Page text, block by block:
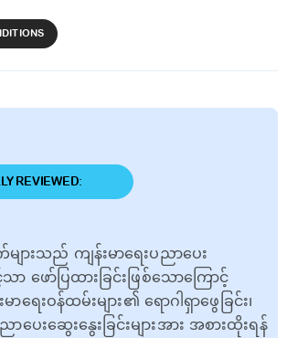
REVIEWED:
းသည် ကျန်းမာရေးပညာပေး
ဖော်ပြထားခြင်းဖြစ်သောကြောင့်
ရေးဝန်ထမ်းများ၏ ရောဂါရှာဖွေခြင်း၊
ေးဆွေးနွေးခြင်းများအား အစားထိုးရန်